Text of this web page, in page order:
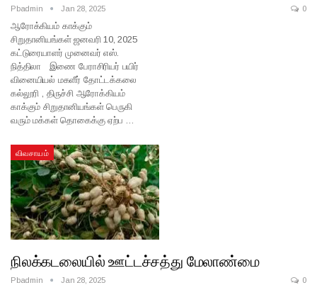
Pbadmin Jan 28, 2025 0
ஆரோக்கியம் காக்கும்
சிறுதானியங்கள் ஜனவரி 10, 2025
கட்டுரையாளர் முனைவர் எஸ்.
நித்திலா இணை பேராசிரியர் பயிர்
வினையியல் மகளீர் தோட்டக்கலை
கல்லூரி , திருச்சி ஆரோக்கியம்
காக்கும் சிறுதானியங்கள் பெருகி
வரும் மக்கள் தொகைக்கு ஏற்ப …
விவசாயம்
நிலக்கடலையில் ஊட்டச்சத்து மேலாண்மை
Pbadmin Jan 28, 2025 0